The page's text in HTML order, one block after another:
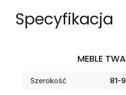
Specyfikacja
MEBLE
Szerokość 81-